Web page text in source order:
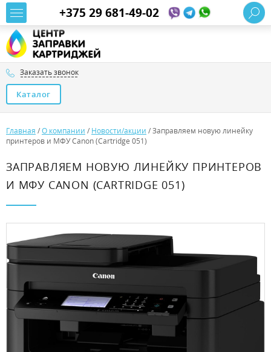
+375 29 681-49-02
Заказать звонок
Каталог
Главная /О компании / Новости/акции /Заправляем новую линейку
принтеров и МФУ Canon (Cartridge 051)
ЗАПРАВЛЯЕМ НОВУЮ ЛИНЕЙКУ ПРИНТЕРОВ
И МФУ CANON (CARTRIDGE 051)